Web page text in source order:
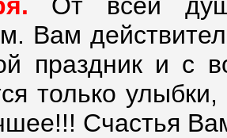
Вам
праздник и с
только
Счастья